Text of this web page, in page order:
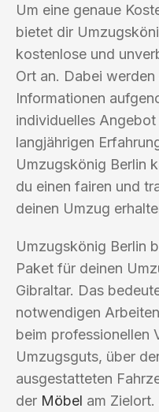
Um eine genaue
bietet dir
kostenlose und
Ort an. Dabei werden
Informationen
individuelles
langjährigen
Umzugskönig Berlin
du einen fairen und
deinen Umzug
Umzugskönig Berlin
Paket für deinen
Gibraltar. Das
notwendigen
beim professionellen
Umzugsguts, über
ausgestatteten
der Möbel am